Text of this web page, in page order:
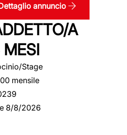
annuncio
A
Stage
mensile
8/8/2026